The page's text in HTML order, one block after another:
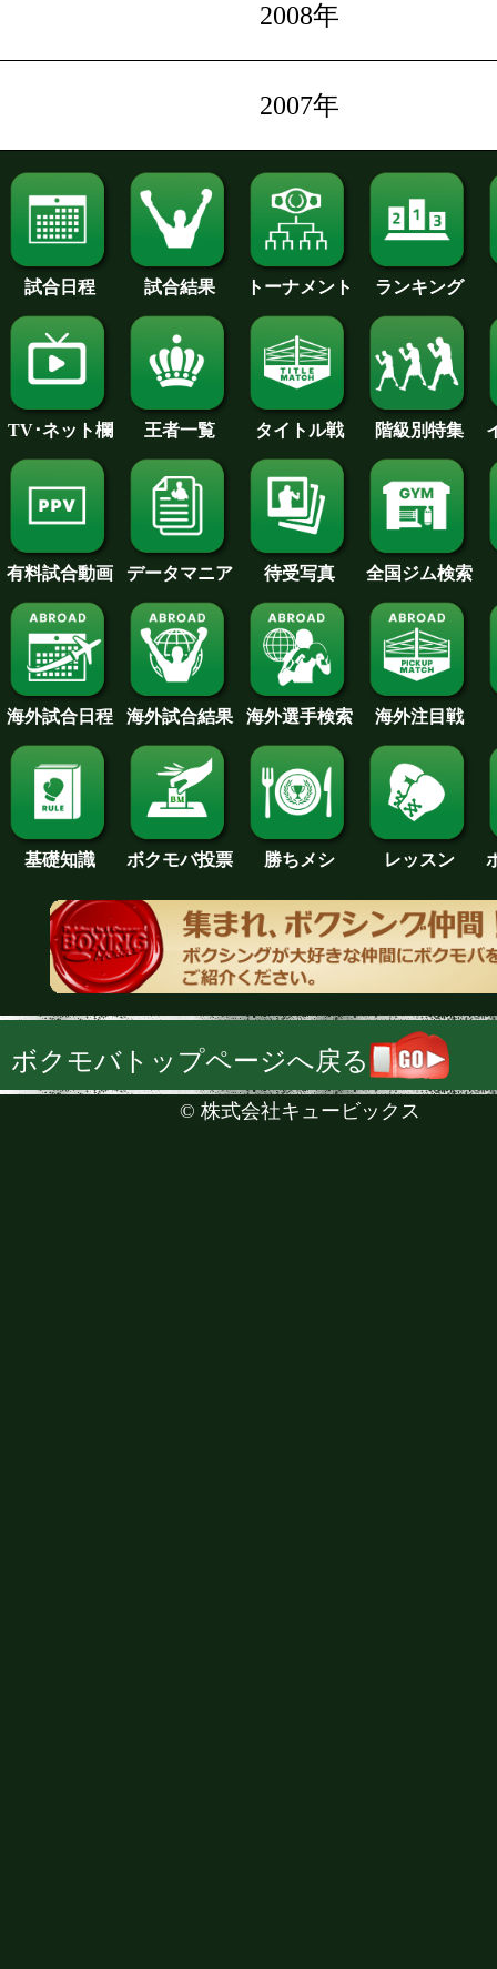
2008年
2007年
試合日程 試合結果 トーナメント ランキング
TV･ネット欄 王者一覧 タイトル戦 階級別特集
有料試合動画 データマニア 待受写真 全国ジム検索
海外試合日程 海外試合結果 海外選手検索 海外注目戦
基礎知識 ボクモバ投票 勝ちメシ レッスン
ボクモバトップページへ戻る
© 株式会社キュービックス